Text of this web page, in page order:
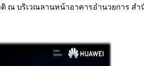
ณ บริเวณลานหน้าอาคารอำนวยการ สำ